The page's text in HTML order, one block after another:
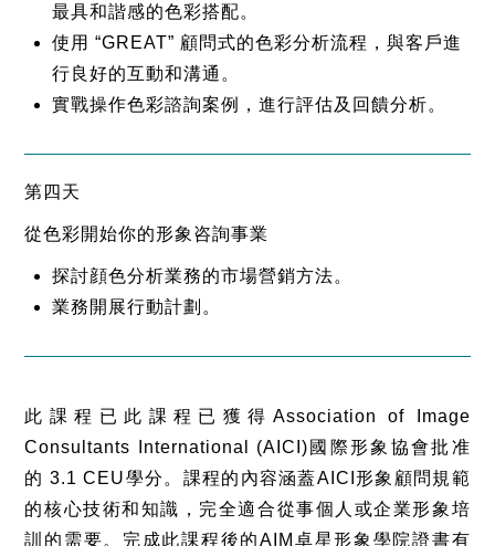
最具和諧感的色彩搭配。
使用 “GREAT” 顧問式的色彩分析流程，與客戶進
行良好的互動和溝通。
實戰操作色彩諮詢案例，進行評估及回饋分析。
第四天
從色彩開始你的形象咨詢事業
探討顔色分析業務的市場營銷方法。
業務開展行動計劃。
此課程已此課程已獲得Association of Image
Consultants International (AICI)國際形象協會批准
的 3.1 CEU學分。課程的內容涵蓋AICI形象顧問規範
的核心技術和知識，完全適合從事個人或企業形象培
訓的需要。完成此課程後的AIM卓星形象學院證書有